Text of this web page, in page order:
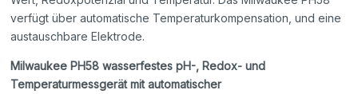
verfügt über automatische Temperaturkompensation, und eine
austauschbare Elektrode.
Milwaukee PH58 wasserfestes pH-, Redox- und
Temperaturmessgerät mit automatischer